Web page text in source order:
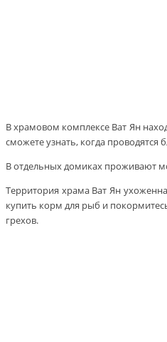
В храмовом комплексе Ват Ян
сможете узнать, когда проводятся
В отдельных домиках проживают
Территория храма Ват Ян
купить корм для рыб и
грехов.